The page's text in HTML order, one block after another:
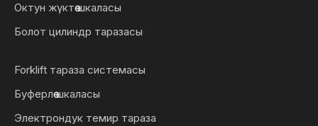
Октун жүктөө шкаласы
Болот цилиндр таразасы
Forklift тараза системасы
Буферлөө шкаласы
Электрондук темир тараза